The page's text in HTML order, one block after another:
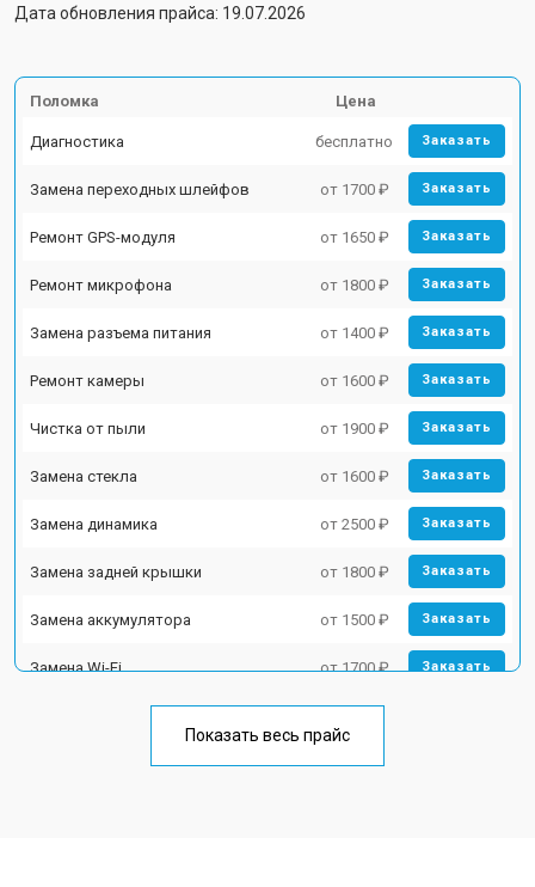
Дата обновления прайса: 19.07.2026
Поломка Цена
Диагностика бесплатно Заказать
Замена переходных шлейфов от 1700 ₽ Заказать
Ремонт GPS-модуля от 1650 ₽ Заказать
Ремонт микрофона от 1800 ₽ Заказать
Замена разъема питания от 1400 ₽ Заказать
Ремонт камеры от 1600 ₽ Заказать
Чистка от пыли от 1900 ₽ Заказать
Замена стекла от 1600 ₽ Заказать
Замена динамика от 2500 ₽ Заказать
Замена задней крышки от 1800 ₽ Заказать
Замена аккумулятора от 1500 ₽ Заказать
Замена Wi-Fi от 1700 ₽ Заказать
от 1750 ₽
Показать весь прайс